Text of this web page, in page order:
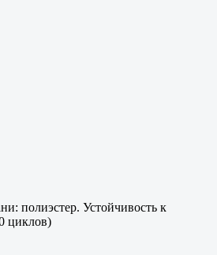
полиэстер. Устойчивость к
циклов)